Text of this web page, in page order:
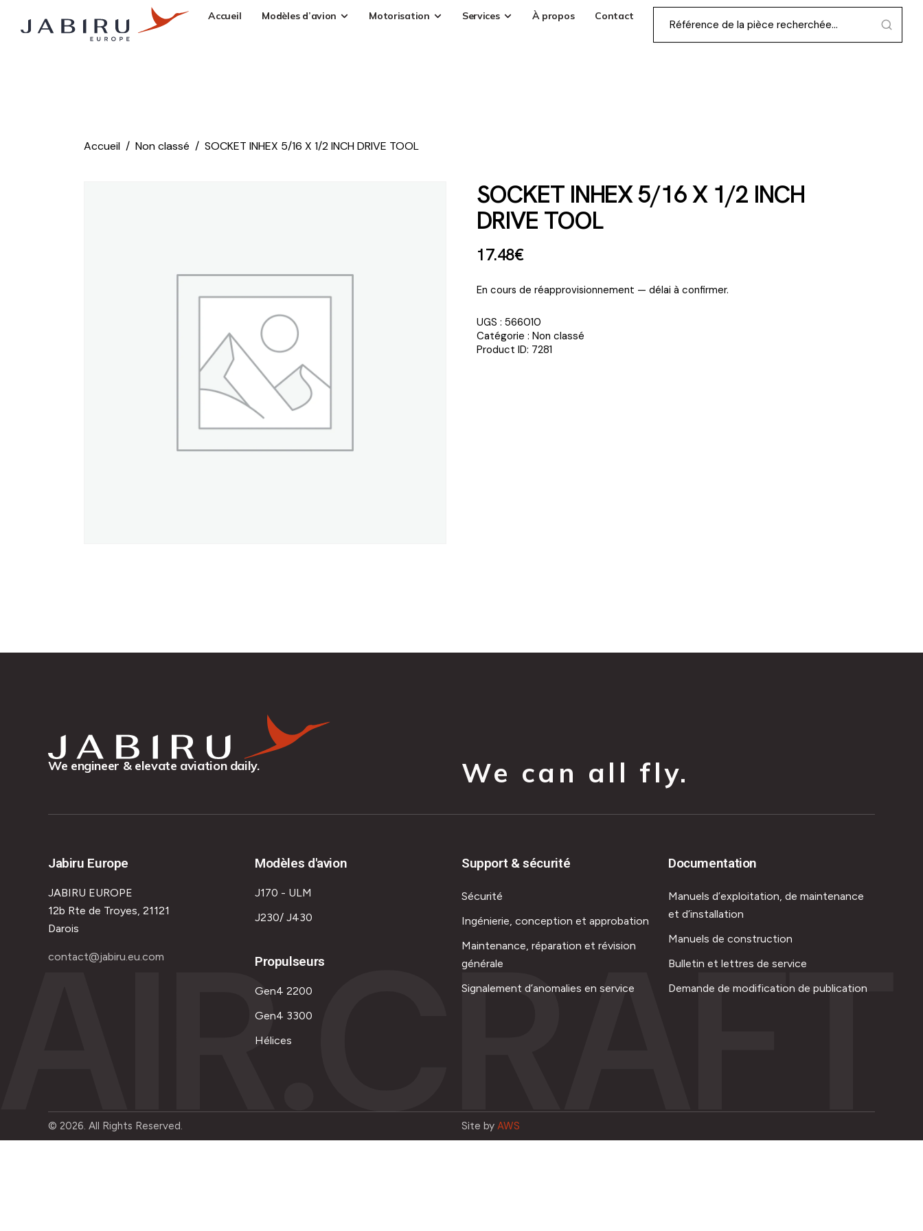
Accueil Modèles d’avion Motorisation Services À propos Contact
Accueil Non classé SOCKET INHEX 5/16 X 1/2 INCH DRIVE TOOL
SOCKET INHEX 5/16 X 1/2 INCH
DRIVE TOOL
17.48€
En cours de réapprovisionnement — délai à confirmer.
UGS : 566010
Catégorie : Non classé
Product ID: 7281
We engineer & elevate aviation daily. We can all fly.
Jabiru Europe
JABIRU EUROPE
12b Rte de Troyes, 21121
Darois
contact@jabiru.eu.com
Modèles d'avion
J170 - ULM
J230/ J430
Propulseurs
Gen4 2200
Gen4 3300
Hélices
Support & sécurité
Sécurité
Ingénierie, conception et approbation
Maintenance, réparation et révision
générale
Signalement d’anomalies en service
Documentation
Manuels d’exploitation, de maintenance
et d’installation
Manuels de construction
Bulletin et lettres de service
Demande de modification de publication
AIR.CRAFT
© 2026. All Rights Reserved. Site by AWS